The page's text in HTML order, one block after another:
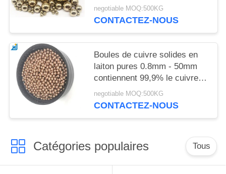
15mm 15.875mm
negotiable MOQ:500KG
CONTACTEZ-NOUS
Boules de cuivre solides en
laiton pures 0.8mm - 50mm
contiennent 99,9% le cuivre
1mm 2mm 3mm 4mm
negotiable MOQ:500KG
CONTACTEZ-NOUS
Catégories populaires Tous